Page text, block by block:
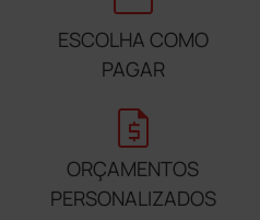
ESCOLHA COMO
PAGAR
request_quote
ORÇAMENTOS
PERSONALIZADOS